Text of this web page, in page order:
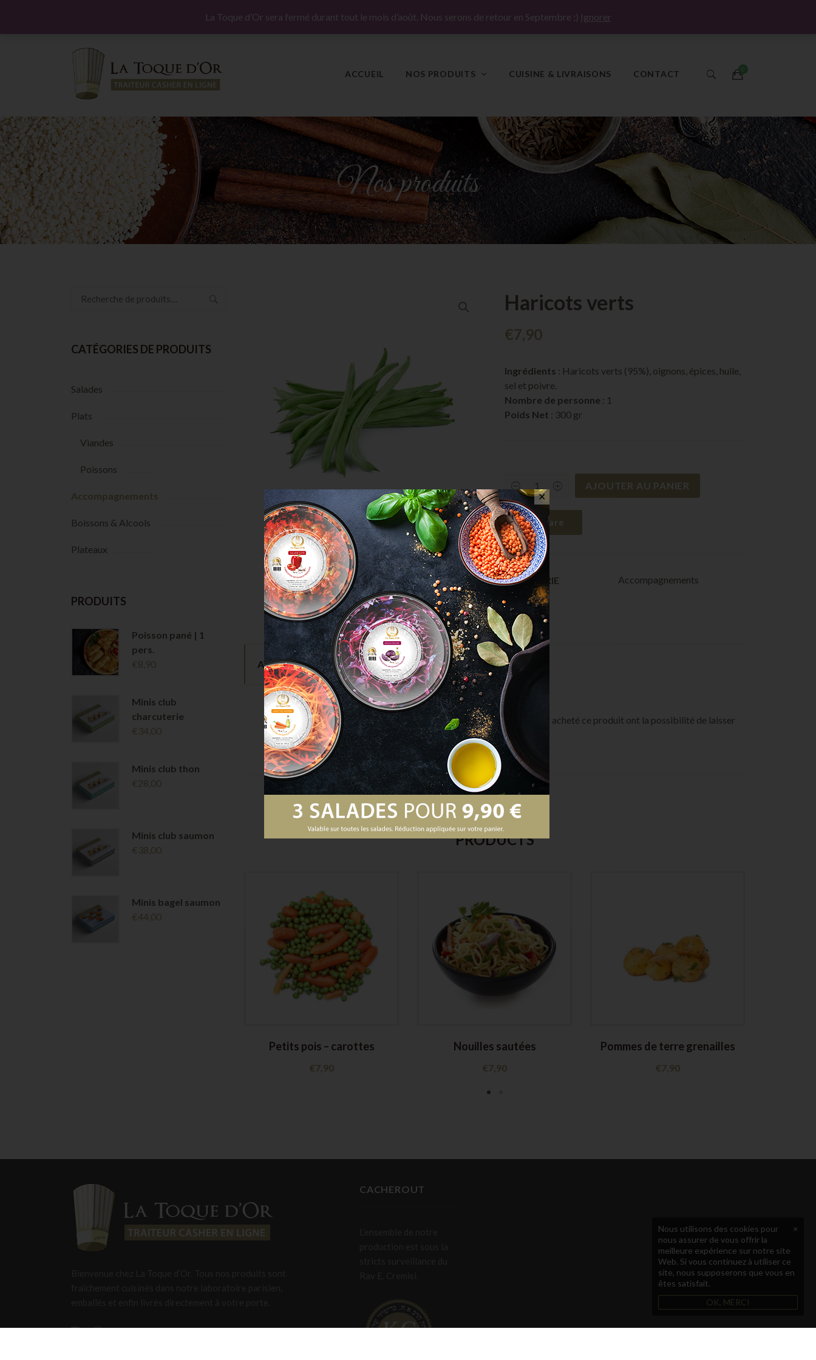
Commandez et faites vous livrer votre Chabbat partout en France ! Mon compte
ACCUEIL NOS PRODUITS CUISINE & LIVRAISONS CONTACT
Nos produits
Recherche
CATÉGORIES DE PRODUITS
Salades
Plats
Viandes
Poissons
Accompagnements
Boissons & Alcools
Plateaux
PRODUITS
Poisson pané | 1
pers.
€8,90
Minis club
charcuterie
€34,00
Minis club thon
€28,00
Minis club saumon
€38,00
Minis bagel saumon
€44,00
Haricots verts
€7,90
Ingrédients : Haricots verts (95%), oignons, épices, huile,
sel et poivre.
Nombre de personne : 1
Poids Net : 300 gr
Haricots
verts
quantity
AJOUTER AU PANIER
Compare
CATÉGORIE Accompagnements
AVIS (0) AVIS
Il n’y a pas encore d’avis.
Seuls les clients connectés ayant acheté ce produit ont la possibilité de laisser
un avis.
Mais aussi
PRODUCTS
Petits pois – carottes
€7,90
Nouilles sautées
€7,90
Pommes de terre grenailles
€7,90
CACHEROUT
La Toque d’Or sera fermé durant tout le mois d’août. Nous serons de retour en Septembre ;) Ignorer
×
Nous utilisons des cookies pour
nous assurer de vous offrir la
meilleure expérience sur notre site
Web. Si vous continuez à utiliser ce
site, nous supposerons que vous en
êtes satisfait.
OK, MERCI
✕